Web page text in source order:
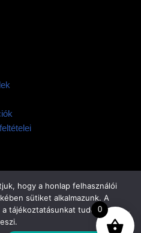
reserved
0
hogy a honlap felhasználói
sütiket alkalmazunk. A
tájékoztatásunkat tudomásul